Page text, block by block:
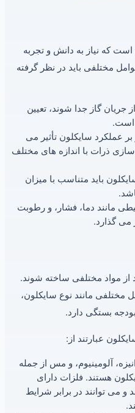
که نیاز به دانش و تجربه
مختلفی باید در نظر گرفته
جریان گاز جدا شوند، تعیین
است.
بر عملکرد سایکلون تأثیر می
ذرات با اندازه های مختلف
باید متناسب با میزان
مانند دما، فشار، و رطوبت
می گذارد.
مواد مختلفی ساخته شوند.
مختلفی مانند نوع سایکلون،
بستگی دارد.
عبارتند از:
آلومینیوم، و مس از جمله
هستند. فلزات دارای
و می توانند در برابر شرایط